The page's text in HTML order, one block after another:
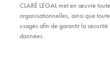
CLARÉ LEGAL met en œuvre
organisationnelles, ainsi que
usages afin de garantir la
données.